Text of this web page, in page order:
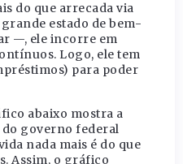
do que arrecada via
estado de bem-
—, ele incorre em
Logo, ele tem
para poder
abaixo mostra a
governo federal
nada mais é do que
Assim, o gráfico